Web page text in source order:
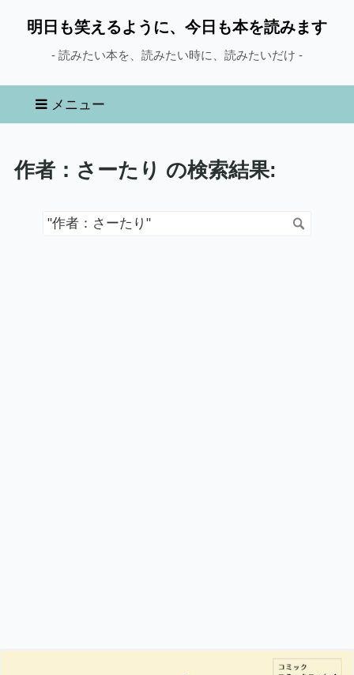
明日も笑えるように、今日も本を読みます
- 読みたい本を、読みたい時に、読みたいだけ -
メニュー
作者：さーたり の検索結果: